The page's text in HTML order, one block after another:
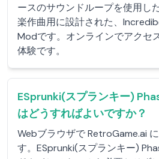
ースのサウンドループを使用し
楽作曲用に設計された、
Modです。オンラインでアクセ
体験です。
ESprunki(スプランキー)
はどうすればよいですか？
Webブラウザで RetroGame.ai
す。ESprunki(スプランキー)